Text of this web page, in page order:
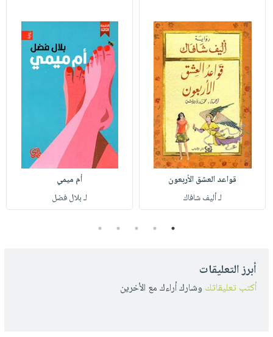
قواعد العشق الأربعون
لـ أليف شافاك
أم ميمي
لـ بلال فضل
1
2
3
4
5
أبرز التعليقات
أكتب تعليقاتك وشارك أراءك مع الأخرين